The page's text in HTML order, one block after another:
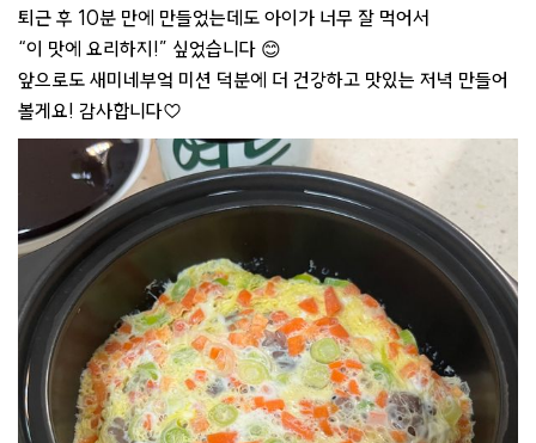
퇴근 후 10분 만에 만들었는데도 아이가 너무 잘 먹어서
“이 맛에 요리하지!” 싶었습니다 😊
앞으로도 새미네부엌 미션 덕분에 더 건강하고 맛있는 저녁 만들어
볼게요! 감사합니다♡